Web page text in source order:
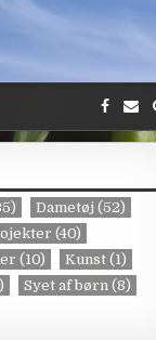
Dametøj (52)
(40)
(10) Kunst (1)
Syet af børn (8)